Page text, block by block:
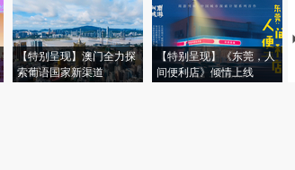
【特别呈现】澳门全力探
索葡语国家新渠道
【特别呈现】《东莞，人
间便利店》倾情上线